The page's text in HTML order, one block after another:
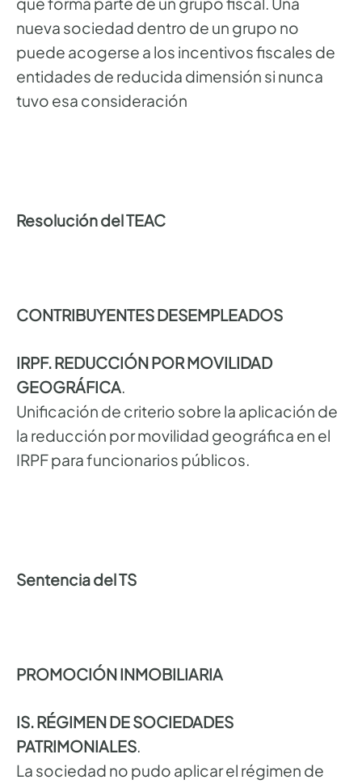
nueva sociedad dentro de un grupo no
puede acogerse a los incentivos fiscales de
entidades de reducida dimensión si nunca
tuvo esa consideración
Resolución del TEAC
CONTRIBUYENTES DESEMPLEADOS
IRPF. REDUCCIÓN POR MOVILIDAD
GEOGRÁFICA.
Unificación de criterio sobre la aplicación de
la reducción por movilidad geográfica en el
IRPF para funcionarios públicos.
Sentencia del TS
PROMOCIÓN INMOBILIARIA
IS. RÉGIMEN DE SOCIEDADES
PATRIMONIALES.
La sociedad no pudo aplicar el régimen de